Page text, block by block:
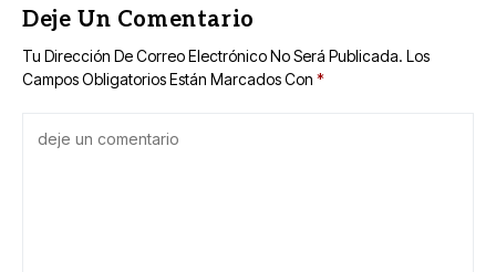
Deje Un Comentario
Tu Dirección De Correo Electrónico No Será Publicada. Los
Campos Obligatorios Están Marcados Con *